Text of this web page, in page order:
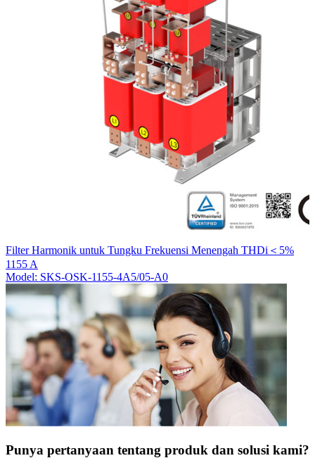
Filter Harmonik untuk Tungku Frekuensi Menengah THDi＜5%
1155 A
Model: SKS-OSK-1155-4A5/05-A0
Punya pertanyaan tentang produk dan solusi kami?